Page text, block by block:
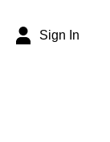
Sign In